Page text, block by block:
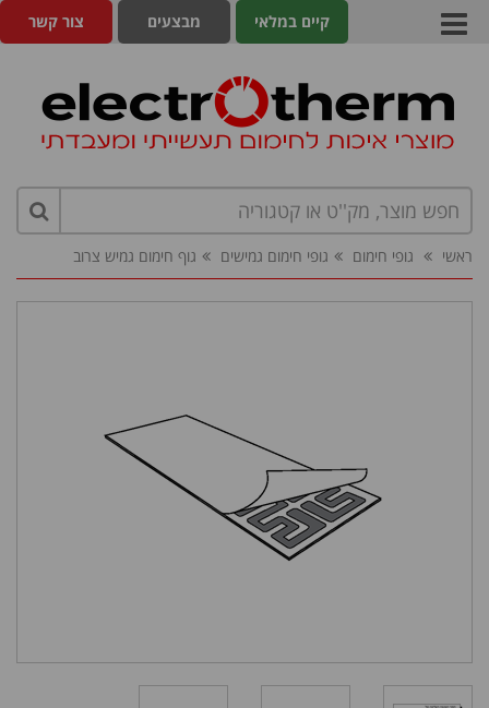
צור קשר מבצעים קיים במלאי
ראשי גופי חימום גופי חימום גמישים גוף חימום גמיש צרוב